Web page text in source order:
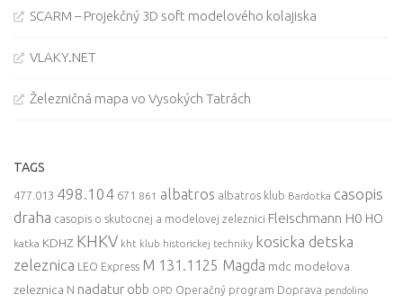
SCARM – Projekčný 3D soft modelového kolajiska
VLAKY.NET
Železničná mapa vo Vysokých Tatrách
TAGS
477.013 498.104 671 861 albatros albatros klub Bardotka casopis
draha casopis o skutocnej a modelovej zeleznici Fleischmann H0 HO
katka KDHZ KHKV kht klub historickej techniky kosicka detska
zeleznica
LEO Express M 131.1125 Magda mdc modelova
zeleznica N nadatur obb OPD Operačný program Doprava pendolino